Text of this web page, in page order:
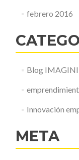
febrero 2016
Blog
Innovación
META